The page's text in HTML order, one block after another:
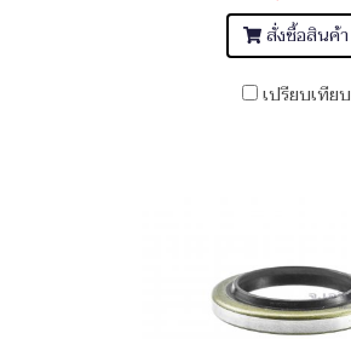
สั่งซื้อสินค้า
เปรียบเทียบ